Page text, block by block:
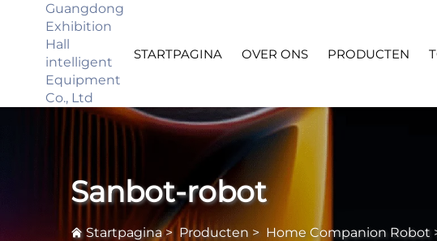
Guangdong
Exhibition
Hall
intelligent
Equipment
Co., Ltd
STARTPAGINA OVER ONS PRODUCTEN
Sanbot-robot
Startpagina> Producten > Home Companion Robot